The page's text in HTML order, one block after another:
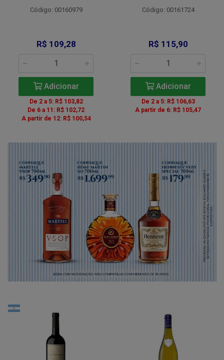
Código: 00160979
R$ 109,28
Adicionar
De 2 a 5: R$ 103,82
De 6 a 11: R$ 102,72
A partir de 12: R$ 100,54
Código: 00161724
R$ 115,90
Adicionar
De 2 a 5: R$ 106,63
A partir de 6: R$ 105,47